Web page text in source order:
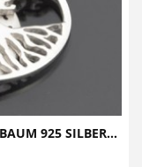
925 SILBER...